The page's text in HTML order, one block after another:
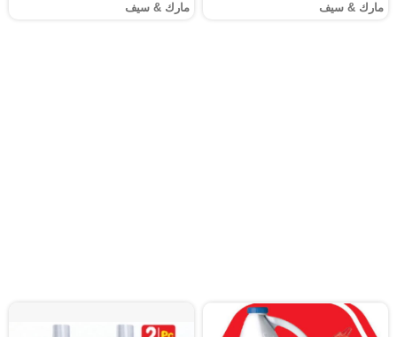
مارك & سيف مارك & سيف